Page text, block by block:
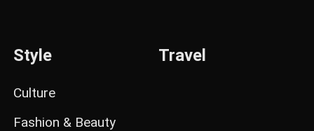
Style
Culture
Fashion & Beauty
Travel